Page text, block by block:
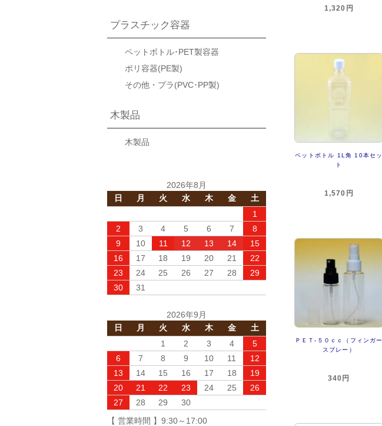
1,320円
ペットボトル 1L角 10本セッ
ト
1,570円
ＰＥＴ-５０ｃｃ（フィンガー
スプレー）
340円
プラスチック容器
ペットボトル･PET製容器
ポリ容器(PE製)
その他・プラ(PVC･PP製)
木製品
木製品
2026年8月
日
月 火 水 木 金
土
1
2
3 4 5 6 7
8
9
10 11 12 13 14
15
16
17 18 19 20 21
22
23
24 25 26 27 28
29
30
31
2026年9月
日
月 火 水 木 金
土
1
2 3 4
5
6
7 8 9 10 11
12
13
14 15 16 17 18
19
20
21 22 23 24 25
26
27
28 29
30
【 営業時間 】9:30～17:00